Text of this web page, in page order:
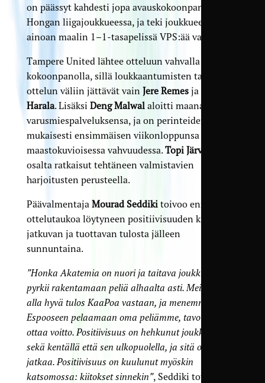
on päässyt kahdesti jopa avauskokoonpanoon FC
Hongan liigajoukkueessa, ja teki joukkueen
ainoan maalin 1–1-tasapelissä VPS:ää vastaan.
Tampere United lähtee otteluun vahvalla
kokoonpanolla, sillä loukkaantumisten takia
ottelun väliin jättävät vain Jere Remesja
Harala. Lisäksi Deng Malwalaloitti maanantaina
varusmiespalveluksensa, ja on perinteiden
mukaisesti ensimmäisen viikonloppunsa
maastokuvioisessa vahvuudessa.Topi Järven
osalta ratkaisut tehtäneen valmistavien
harjoitusten perusteella.
Päävalmentaja Mourad Seddikitoivoo ennen
ottelutaukoa löytyneen positiivisuuden kierteen
jatkuvan ja tuottavan tulosta jälleen
sunnuntaina.
”Honka Akatemia on nuori ja taitava joukkue, joka
pyrkii rakentamaan peliä alhaalta asti. Meillä on
alla hyvä tulos KaaPoa vastaan, ja menemme
Espooseen pelaamaan oma peliämme, tavoitteena
ottaa voitto. Positiivisuus on hehkunut joukkueessa
sekä kentällä että sen ulkopuolella, ja sitä on hyvä
jatkaa. Positiivisuus on kuulunut myöskin
katsomossa: kiitokset sinnekin”, Seddiki toteaa.